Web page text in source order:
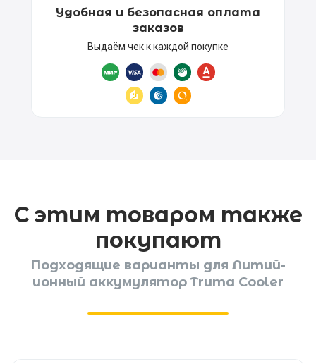
Удобная и безопасная оплата
заказов
Выдаём чек к каждой покупке
С этим товаром также
покупают
Подходящие варианты для Литий-
ионный аккумулятор Truma Cooler